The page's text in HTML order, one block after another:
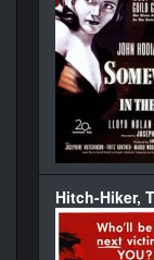
Hitch-Hiker,